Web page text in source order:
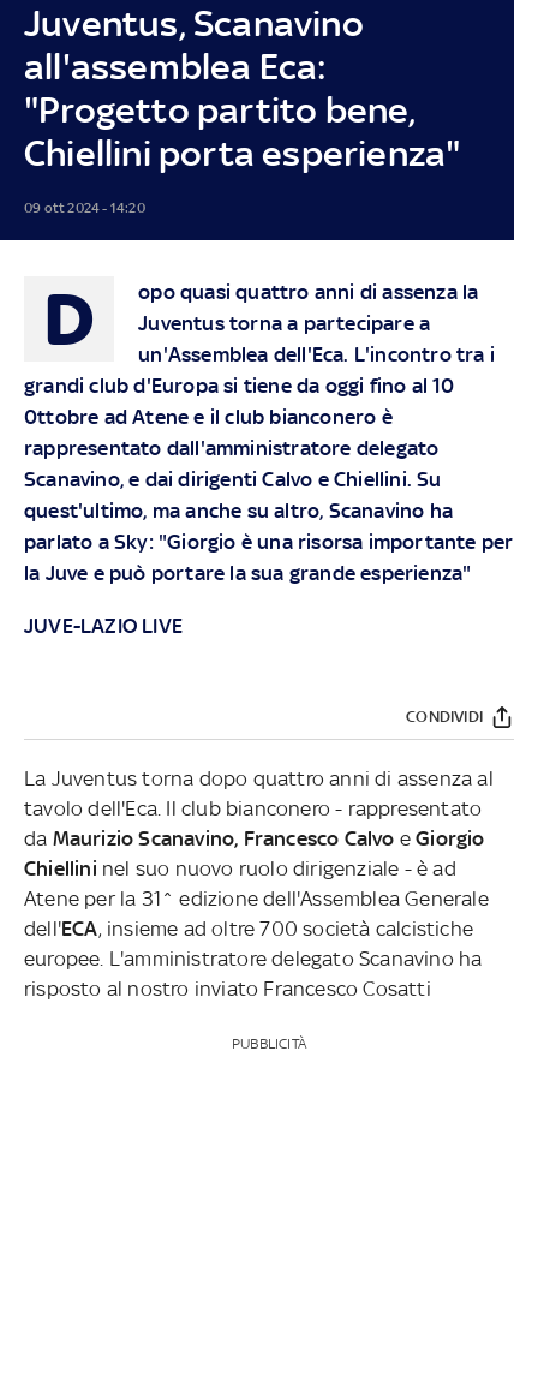
Juventus, Scanavino
all'assemblea Eca:
"Progetto partito bene,
Chiellini porta esperienza"
09 ott 2024 - 14:20
D
opo quasi quattro anni di assenza la
Juventus torna a partecipare a
un'Assemblea dell'Eca. L'incontro tra i
grandi club d'Europa si tiene da oggi fino al 10
0ttobre ad Atene e il club bianconero è
rappresentato dall'amministratore delegato
Scanavino, e dai dirigenti Calvo e Chiellini. Su
quest'ultimo, ma anche su altro, Scanavino ha
parlato a Sky: "Giorgio è una risorsa importante per
la Juve e può portare la sua grande esperienza"
JUVE-LAZIO LIVE
CONDIVIDI
La Juventus torna dopo quattro anni di assenza al
tavolo dell'Eca. Il club bianconero - rappresentato
da Maurizio Scanavino, Francesco Calvo eGiorgio
Chiellini nel suo nuovo ruolo dirigenziale - è ad
Atene per la 31^ edizione dell'Assemblea Generale
dell'ECA, insieme ad oltre 700 società calcistiche
europee. L'amministratore delegato Scanavino ha
risposto al nostro inviato Francesco Cosatti
PUBBLICITÀ